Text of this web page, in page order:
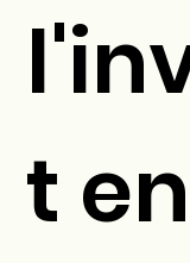
t